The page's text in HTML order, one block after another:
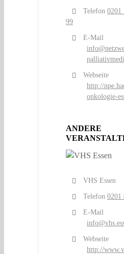
Telefon 0201
99
E-Mail
Webseite
http://
onkologie-
ANDERE
VHS Essen
Telefon 0201
E-Mail
Webseite
http://